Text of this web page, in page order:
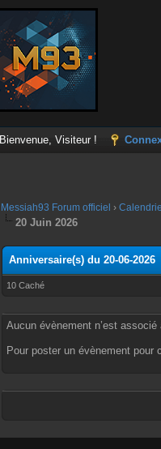
Bienvenue, Visiteur !
Messiah93 Forum officiel ›
20 Juin 2026
Anniversaire(s) du 20-06-2026
10 Caché
Aucun évènement n’est associé
Pour poster un évènement pour